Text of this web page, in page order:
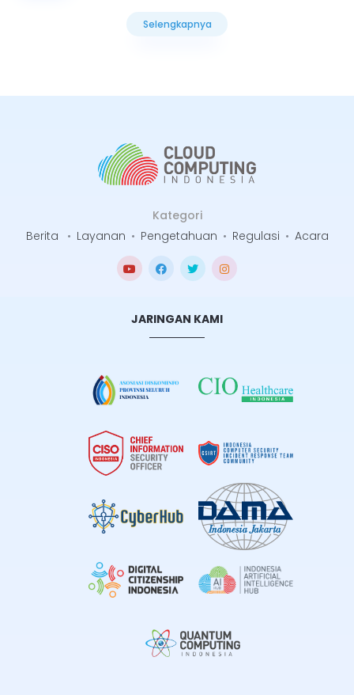
Selengkapnya
Kategori
Berita
• Layanan • Pengetahuan • Regulasi • Acara
JARINGAN KAMI